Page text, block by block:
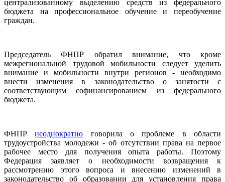
централизованному выделению средств из федерального
бюджета на профессиональное обучение и переобучение
граждан.
Председатель ФНПР обратил внимание, что кроме
межрегиональной трудовой мобильности следует уделить
внимание и мобильности внутри регионов - необходимо
внести изменения в законодательство о занятости с
соответствующим софинансированием из федерального
бюджета.
ФНПРнеоднократно говорила о проблеме в области
трудоустройства молодежи - об отсутствии права на первое
рабочее место для получения опыта работы. Поэтому
Федерация заявляет о необходимости возвращения к
рассмотрению этого вопроса и внесению изменений в
законодательство об образовании для установления права